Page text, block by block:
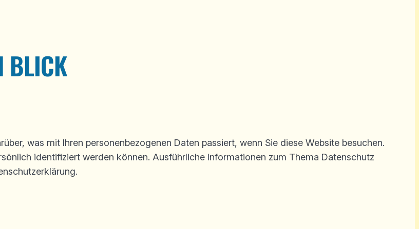
BLICK
was mit Ihren personenbezogenen Daten passiert, wenn Sie diese Website besuchen.
identifiziert werden können. Ausführliche Informationen zum Thema Datenschutz